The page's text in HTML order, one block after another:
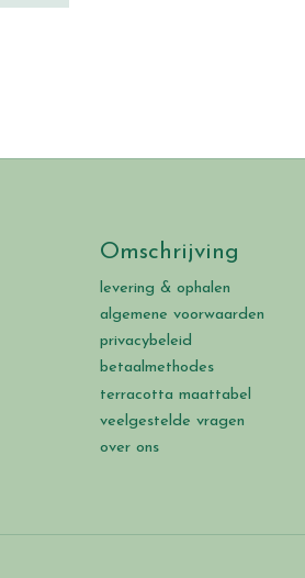
Omschrijving
levering & ophalen
algemene voorwaarden
privacybeleid
betaalmethodes
terracotta maattabel
veelgestelde vragen
over ons